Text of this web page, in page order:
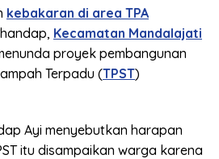
kebakaran di area TPA
Kecamatan Mandalajati
proyek pembangunan
Terpadu (TPST)
Ayi menyebutkan harapan
itu disampaikan warga karena